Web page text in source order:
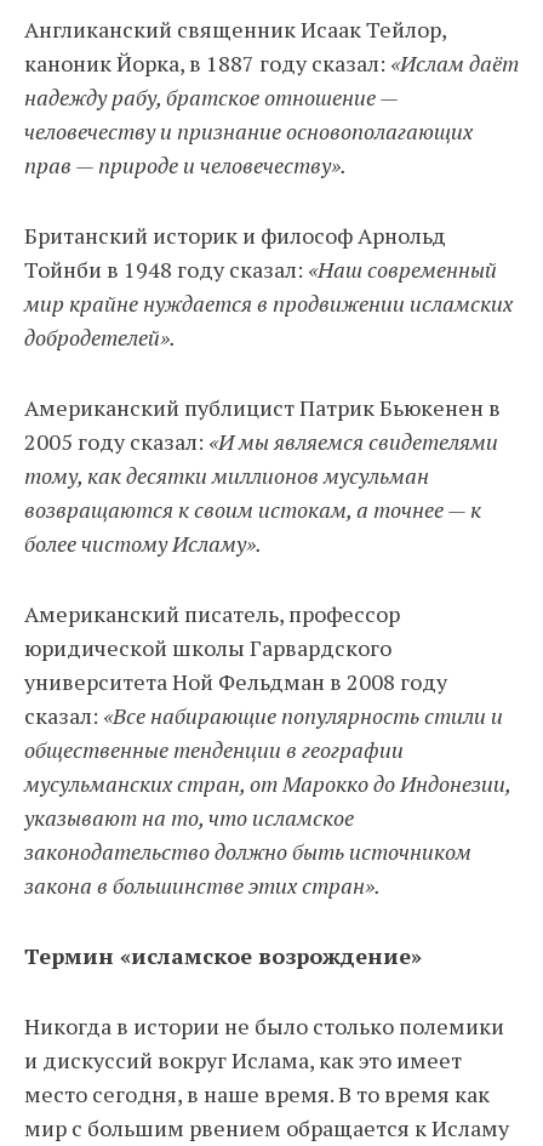
Англиканский священник Исаак Тейлор,
каноник Йорка, в 1887 году сказал: «Ислам даёт
надежду рабу, братское отношение —
человечеству и признание основополагающих
прав — природе и человечеству».
Британский историк и философ Арнольд
Тойнби в 1948 году сказал: «Наш современный
мир крайне нуждается в продвижении исламских
добродетелей».
Американский публицист Патрик Бьюкенен в
2005 году сказал: «И мы являемся свидетелями
тому, как десятки миллионов мусульман
возвращаются к своим истокам, а точнее — к
более чистому Исламу».
Американский писатель, профессор
юридической школы Гарвардского
университета Ной Фельдман в 2008 году
сказал: «Все набирающие популярность стили и
общественные тенденции в географии
мусульманских стран, от Марокко до Индонезии,
указывают на то, что исламское
законодательство должно быть источником
закона в большинстве этих стран».
Термин «исламское возрождение»
Никогда в истории не было столько полемики
и дискуссий вокруг Ислама, как это имеет
место сегодня, в наше время. В то время как
мир с большим рвением обращается к Исламу